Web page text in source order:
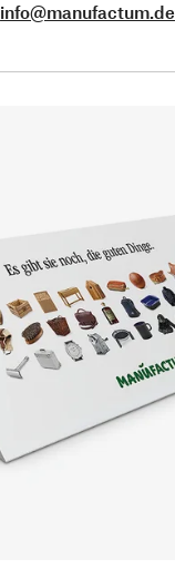
info@manufactum.de